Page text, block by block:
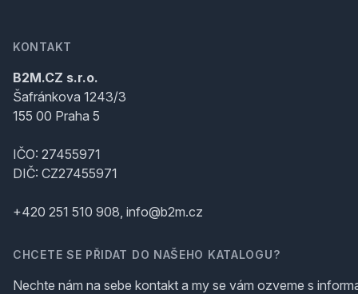
KONTAKT
B2M.CZ s.r.o.
Šafránkova 1243/3
155 00 Praha 5
IČO: 27455971
DIČ: CZ27455971
+420 251 510 908, info@b2m.cz
CHCETE SE PŘIDAT DO NAŠEHO KATALOGU?
Nechte nám na sebe kontakt a my se vám ozveme s